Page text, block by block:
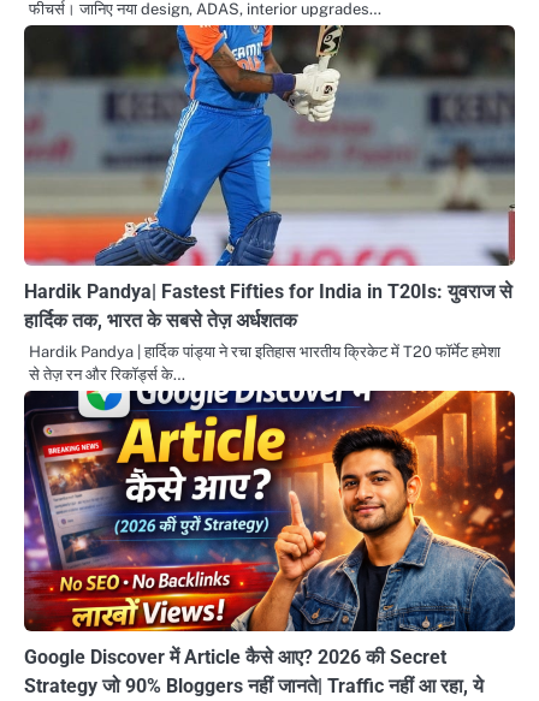
फीचर्स। जानिए नया design, ADAS, interior upgrades…
Hardik Pandya| Fastest Fifties for India in T20Is: युवराज से
हार्दिक तक, भारत के सबसे तेज़ अर्धशतक
Hardik Pandya | हार्दिक पांड्या ने रचा इतिहास भारतीय क्रिकेट में T20 फॉर्मेट हमेशा
से तेज़ रन और रिकॉर्ड्स के…
Google Discover में Article कैसे आए? 2026 की Secret
Strategy जो 90% Bloggers नहीं जानते| Traffic नहीं आ रहा, ये